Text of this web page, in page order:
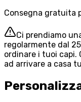
Consegna gratuita
Ci prendiamo
regolarmente dal
ordinare i tuoi capi.
ad arrivare a casa